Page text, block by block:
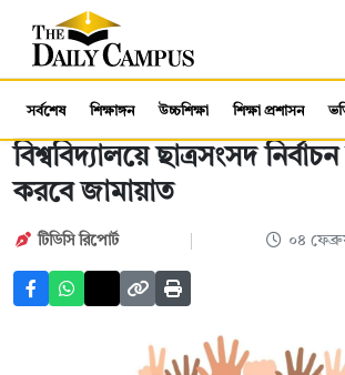
সর্বশেষ শিক্ষাঙ্গন উচ্চশিক্ষা শিক্ষা প্রশাসন
বিশ্ববিদ্যালয়ে ছাত্রসংসদ
করবে জামায়াত
টিডিসি রিপোর্ট ০৪